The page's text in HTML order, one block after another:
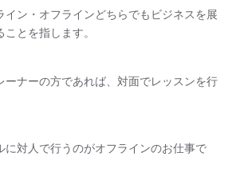
イン・オフラインどちらでもビジネスを展
とを指します。
ーナーの方であれば、対面でレッスンを行
に対人で行うのがオフラインのお仕事で